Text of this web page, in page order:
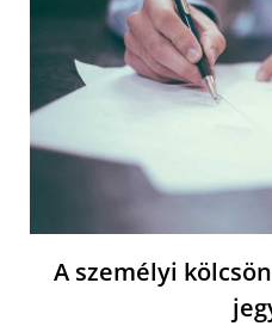
A személyi